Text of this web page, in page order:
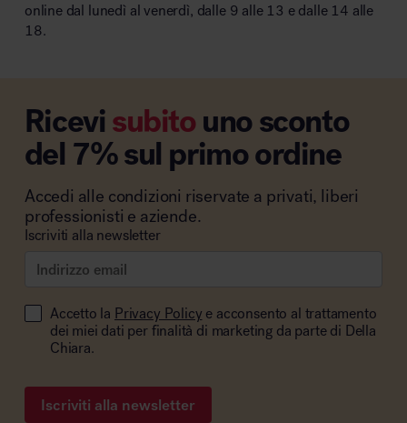
online dal lunedì al venerdì, dalle 9 alle 13 e dalle 14 alle
18.
Ricevisubitouno sconto
del 7% sul primo ordine
Accedi alle condizioni riservate a privati, liberi
professionisti e aziende.
Iscriviti alla newsletter
Accetto la Privacy Policy e acconsento al trattamento
dei miei dati per finalità di marketing da parte di Della
Chiara.
Iscriviti alla newsletter